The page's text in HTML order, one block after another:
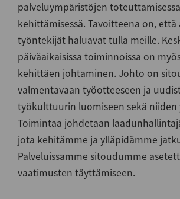
palveluympäristöjen
kehittämisessä. Tavoitteena on, että
työntekijät haluavat tulla meille.
päiväaikaisissa toiminnoissa on
kehittäen johtaminen. Johto on
valmentavaan työotteeseen ja
työkulttuurin luomiseen sekä niiden
Toimintaa johdetaan
jota kehitämme ja ylläpidämme
Palveluissamme sitoudumme
vaatimusten täyttämiseen.